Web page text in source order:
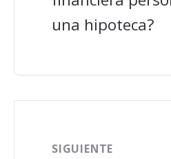
una hipoteca?
SIGUIENTE